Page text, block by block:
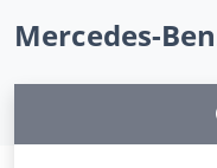
Mercedes-